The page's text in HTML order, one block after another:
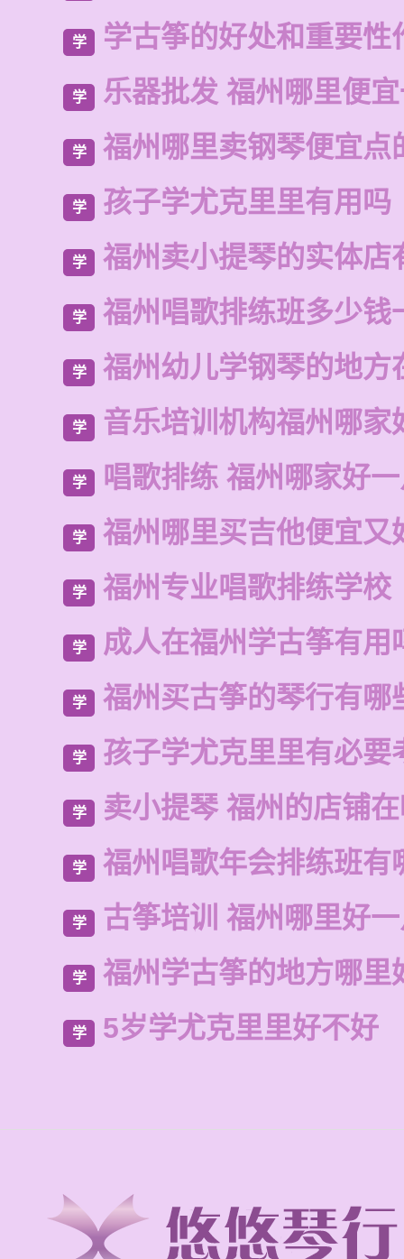
学 学古筝的好处和重要性
学 乐器批发 福州哪里便
学 福州哪里卖钢琴便宜点
学 孩子学尤克里里有用吗
学 福州卖小提琴的实体店
学 福州唱歌排练班多少钱
学 福州幼儿学钢琴的地方
学 音乐培训机构福州哪家
学 唱歌排练 福州哪家好
学 福州哪里买吉他便宜又
学 福州专业唱歌排练学校
学 成人在福州学古筝有用
学 福州买古筝的琴行有哪
学 孩子学尤克里里有必要
学 卖小提琴 福州的店铺
学 福州唱歌年会排练班有
学 古筝培训 福州哪里好
学 福州学古筝的地方哪里
学 5岁学尤克里里好不好